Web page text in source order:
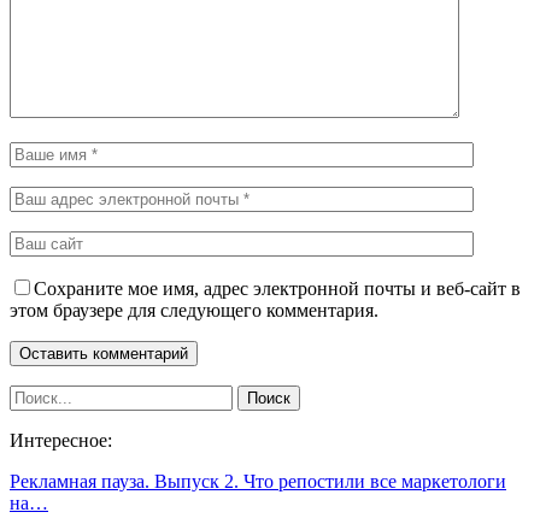
Сохраните мое имя, адрес электронной почты и веб-сайт в
этом браузере для следующего комментария.
Интересное:
Рекламная пауза. Выпуск 2. Что репостили все маркетологи
на…